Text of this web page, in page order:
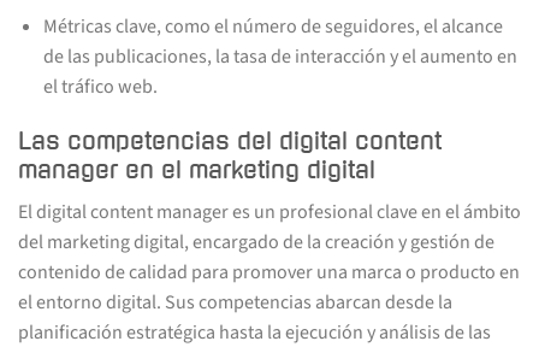
Métricas clave, como el número de seguidores, el alcance
de las publicaciones, la tasa de interacción y el aumento en
el tráfico web.
Las competencias del digital content
manager en el marketing digital
El digital content manager es un profesional clave en el ámbito
del marketing digital, encargado de la creación y gestión de
contenido de calidad para promover una marca o producto en
el entorno digital. Sus competencias abarcan desde la
planificación estratégica hasta la ejecución y análisis de las